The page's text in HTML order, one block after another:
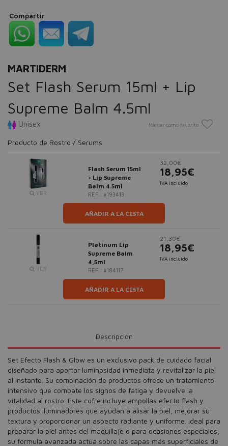
Compartir
MARTIDERM
Set Flash Serum 15ml + Lip
Supreme Balm 4.5ml
Unisex Marcar como favorito
Producto de Rostro / Serums
VER
Flash Serum 15ml
+ Lip Supreme
Balm 4.5ml
REF.: #193413
32,00€
18,95€
IVA incluido
AÑADIR A LA CESTA
VER
Platinum Lip
Supreme Balm
4,5ml
REF.: #184117
21,30€
18,95€
IVA incluido
AÑADIR A LA CESTA
Descripción
Set Efecto Flash & Glow es un exclusivo pack de cuidado facial
diseñado para aportar luminosidad inmediata y revitalizar la piel
al instante. Su combinación de productos ofrece un tratamiento
intensivo que combate los signos de fatiga y devuelve la
vitalidad al rostro. Este cofre incluye ampollas efecto flash y
productos iluminadores que ayudan a alisar la piel, mejorar su
textura y proporcionar un aspecto radiante y uniforme. Ideal para
preparar la piel antes del maquillaje o para ocasiones especiales,
su fórmula avanzada actúa sobre las capas más superficiales de